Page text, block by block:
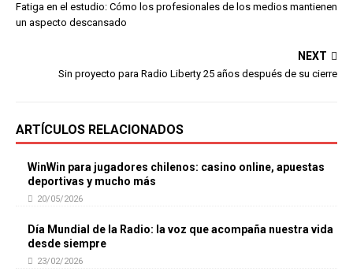
Fatiga en el estudio: Cómo los profesionales de los medios mantienen
un aspecto descansado
NEXT
Sin proyecto para Radio Liberty 25 años después de su cierre
ARTÍCULOS RELACIONADOS
WinWin para jugadores chilenos: casino online, apuestas
deportivas y mucho más
20/05/2026
Día Mundial de la Radio: la voz que acompaña nuestra vida
desde siempre
23/02/2026